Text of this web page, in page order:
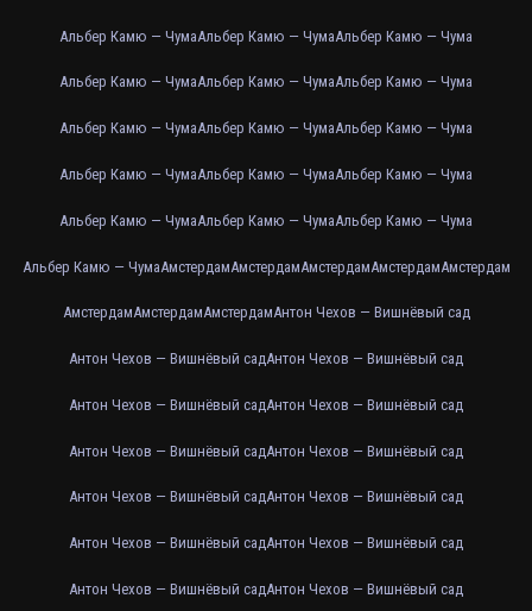
Альбер Камю — ЧумаАльбер Камю — ЧумаАльбер Камю — Чума
Альбер Камю — ЧумаАльбер Камю — ЧумаАльбер Камю — Чума
Альбер Камю — ЧумаАльбер Камю — ЧумаАльбер Камю — Чума
Альбер Камю — ЧумаАльбер Камю — ЧумаАльбер Камю — Чума
Альбер Камю — ЧумаАльбер Камю — ЧумаАльбер Камю — Чума
Альбер Камю — ЧумаАмстердамАмстердамАмстердамАмстердамАмстердам
АмстердамАмстердамАмстердамАнтон Чехов — Вишнёвый сад
Антон Чехов — Вишнёвый садАнтон Чехов — Вишнёвый сад
Антон Чехов — Вишнёвый садАнтон Чехов — Вишнёвый сад
Антон Чехов — Вишнёвый садАнтон Чехов — Вишнёвый сад
Антон Чехов — Вишнёвый садАнтон Чехов — Вишнёвый сад
Антон Чехов — Вишнёвый садАнтон Чехов — Вишнёвый сад
Антон Чехов — Вишнёвый садАнтон Чехов — Вишнёвый сад